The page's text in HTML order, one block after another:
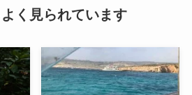
く見られています